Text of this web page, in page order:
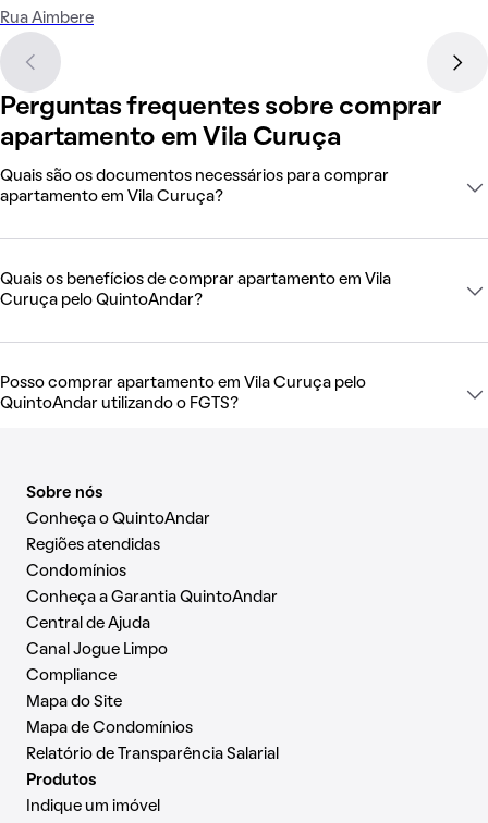
Rua Aimbere
Perguntas frequentes sobre comprar
apartamento em Vila Curuça
Quais são os documentos necessários para comprar
apartamento em Vila Curuça?
Quais os benefícios de comprar apartamento em Vila
Curuça pelo QuintoAndar?
Posso comprar apartamento em Vila Curuça pelo
QuintoAndar utilizando o FGTS?
Sobre nós
Conheça o QuintoAndar
Regiões atendidas
Condomínios
Conheça a Garantia QuintoAndar
Central de Ajuda
Canal Jogue Limpo
Compliance
Mapa do Site
Mapa de Condomínios
Relatório de Transparência Salarial
Produtos
Indique um imóvel